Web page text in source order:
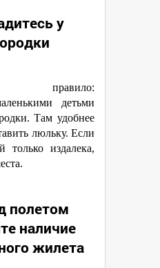
у
правило:
детьми
Там удобнее
люльку. Если
издалека,
полетом
наличие
жилета